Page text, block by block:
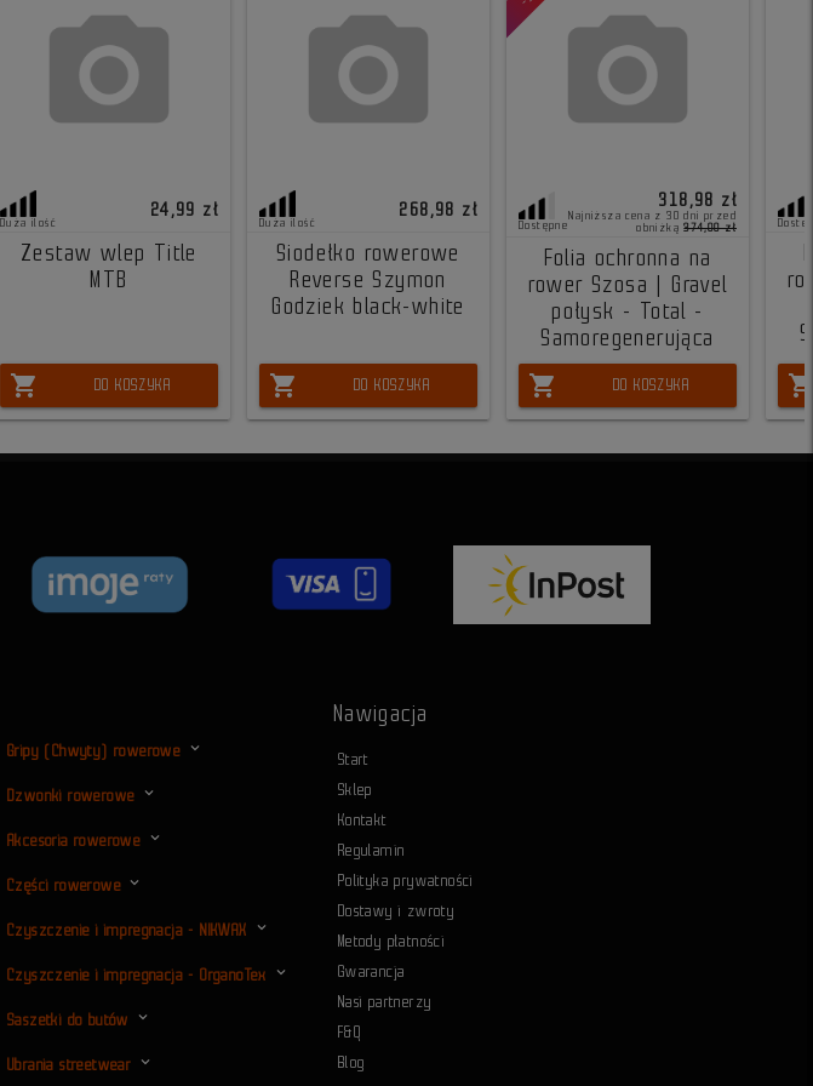
Duża ilość
24,99 zł
Zestaw wlep Title
MTB
shopping_cart DO KOSZYKA
Duża ilość
268,98 zł
Siodełko rowerowe
Reverse Szymon
Godziek black-white
shopping_cart DO KOSZYKA
Dostępne
Najniższa cena z 30 dni przed
obniżką374,00 zł
318,98 zł
Folia ochronna na
rower Szosa | Gravel
połysk - Total -
Samoregenerująca
shopping_cart DO KOSZYKA
Gripy (Chwyty) rowerowe
Dzwonki rowerowe
Akcesoria rowerowe
Części rowerowe
Czyszczenie i impregnacja - NIKWAX
Czyszczenie i impregnacja - OrganoTex
Saszetki do butów
Ubrania streetwear
Nawigacja
Start
Sklep
Kontakt
Regulamin
Polityka prywatności
Dostawy i zwroty
Metody płatności
Gwarancja
Nasi partnerzy
F&Q
Blog